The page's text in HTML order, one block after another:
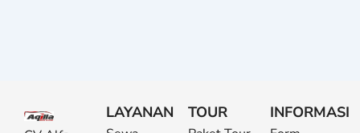
LAYANAN TOUR INFORMASI